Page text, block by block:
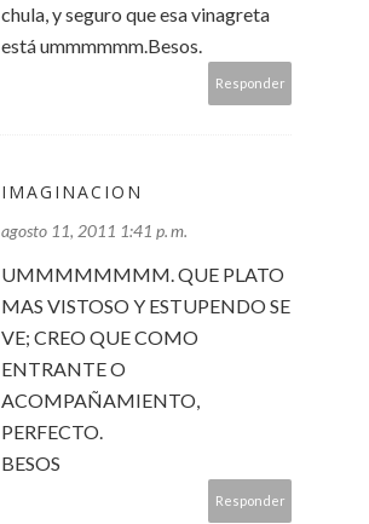
chula, y seguro que esa vinagreta
está ummmmmm.Besos.
Responder
IMAGINACION
agosto 11, 2011 1:41 p. m.
UMMMMMMMM. QUE PLATO
MAS VISTOSO Y ESTUPENDO SE
VE; CREO QUE COMO
ENTRANTE O
ACOMPAÑAMIENTO,
PERFECTO.
BESOS
Responder